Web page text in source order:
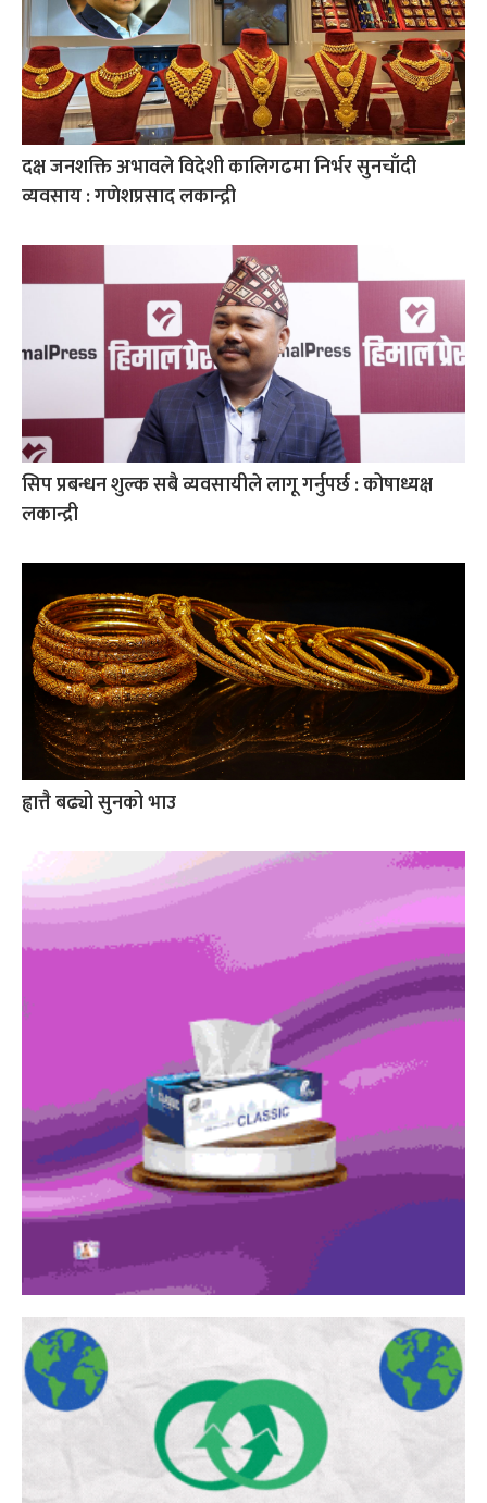
दक्ष जनशक्ति अभावले विदेशी कालिगढमा निर्भर सुनचाँदी
व्यवसाय : गणेशप्रसाद लकान्द्री
सिप प्रबन्धन शुल्क सबै व्यवसायीले लागू गर्नुपर्छ : कोषाध्यक्ष
लकान्द्री
ह्वात्तै बढ्यो सुनको भाउ